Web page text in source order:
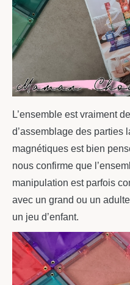
L’ensemble est vraiment
d’assemblage des parties
magnétiques est bien
nous confirme que
manipulation est parfois
avec un grand ou un
un jeu d’enfant.